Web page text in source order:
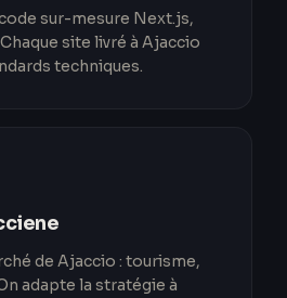
sur-mesure Next.js,
site livré à Ajaccio
techniques.
de Ajaccio : tourisme,
adapte la stratégie à